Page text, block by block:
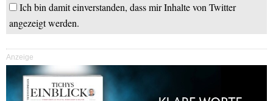
Ich bin damit einverstanden, dass mir Inhalte von Twitter
angezeigt werden.
Anzeige